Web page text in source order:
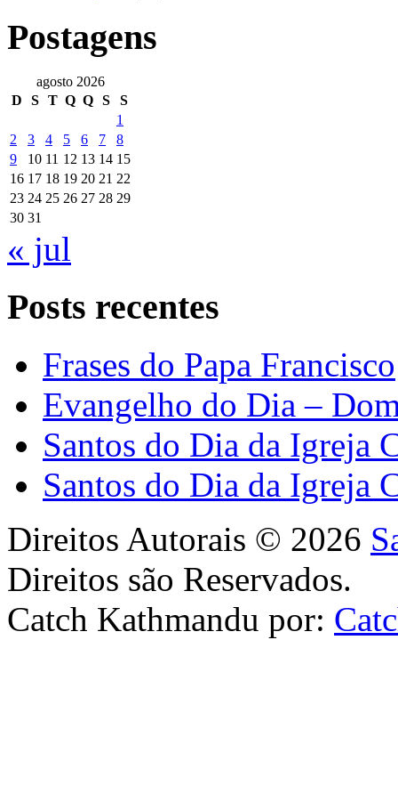
Postagens
agosto 2026
D
S T Q Q S
S
1
2
3 4 5 6 7
8
9
10 11 12 13 14 15
16 17 18 19 20 21 22
23 24 25 26 27 28 29
30 31
« jul
Posts recentes
Frases do Papa Francisco
Evangelho do Dia –
Santos do Dia da Igreja
Santos do Dia da Igreja
Direitos Autorais © 2026
Direitos são Reservados.
Catch Kathmandu por: